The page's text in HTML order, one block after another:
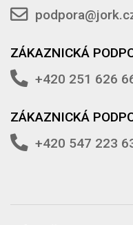
ZÁKAZNICKÁ
+420 251 626
ZÁKAZNICKÁ
+420 547 223